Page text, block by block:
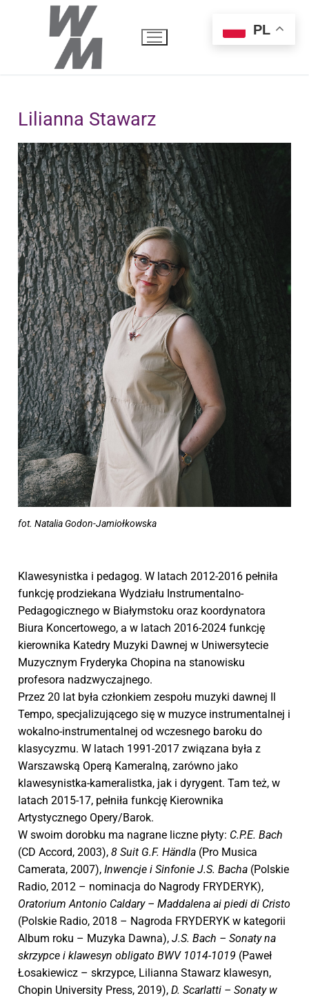
Lilianna Stawarz
fot. Natalia Godon-Jamiołkowska
Klawesynistka i pedagog. W latach 2012-2016 pełniła
funkcję prodziekana Wydziału Instrumentalno-
Pedagogicznego w Białymstoku oraz koordynatora
Biura Koncertowego, a w latach 2016-2024 funkcję
kierownika Katedry Muzyki Dawnej w Uniwersytecie
Muzycznym Fryderyka Chopina na stanowisku
profesora nadzwyczajnego.
Przez 20 lat była członkiem zespołu muzyki dawnej Il
Tempo, specjalizującego się w muzyce instrumentalnej i
wokalno-instrumentalnej od wczesnego baroku do
klasycyzmu. W latach 1991-2017 związana była z
Warszawską Operą Kameralną, zarówno jako
klawesynistka-kameralistka, jak i dyrygent. Tam też, w
latach 2015-17, pełniła funkcję Kierownika
Artystycznego Opery/Barok.
W swoim dorobku ma nagrane liczne płyty: C.P.E. Bach
(CD Accord, 2003), 8 Suit G.F. Händla (Pro Musica
Camerata, 2007), Inwencje i Sinfonie J.S. Bacha (Polskie
Radio, 2012 – nominacja do Nagrody FRYDERYK),
Oratorium Antonio Caldary – Maddalena ai piedi di Cristo
(Polskie Radio, 2018 – Nagroda FRYDERYK w kategorii
Album roku – Muzyka Dawna), J.S. Bach – Sonaty na
skrzypce i klawesyn obligato BWV 1014-1019 (Paweł
Łosakiewicz – skrzypce, Lilianna Stawarz klawesyn,
Chopin University Press, 2019), D. Scarlatti – Sonaty w
PL